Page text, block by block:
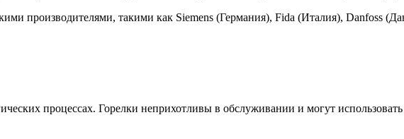
производителями, такими как Siemens (Германия), Fida (Италия), Danfoss
процессах. Горелки неприхотливы в обслуживании и могут